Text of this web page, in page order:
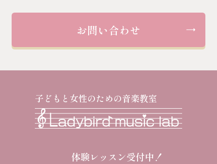
お問い合わせ
子どもと女性のための音楽教室
体験レッスン受付中！